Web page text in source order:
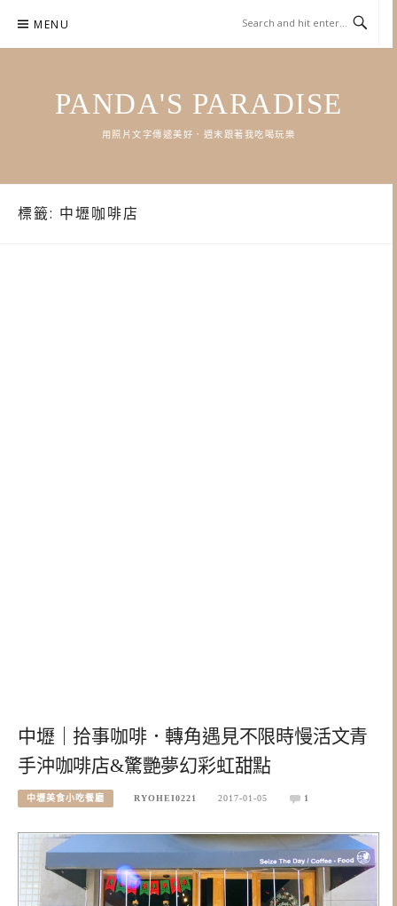
content
MENU
PANDA'S PARADISE
用照片文字傳遞美好．週末跟著我吃喝玩樂
標籤: 中壢咖啡店
中壢｜拾事咖啡．轉角遇見不限時慢活文青
手沖咖啡店&驚艷夢幻彩虹甜點
中壢美食小吃餐廳 RYOHEI0221 2017-01-05 1